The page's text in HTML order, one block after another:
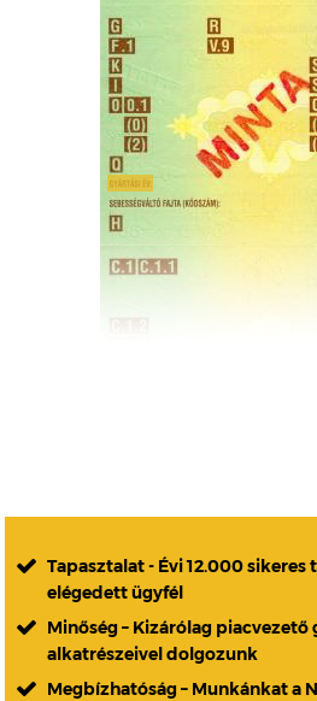
Tapasztalat - Évi 12.000 sikeres
elégedett ügyfél
Minőség – Kizárólag
alkatrészeivel dolgozunk
Megbízhatóság – Munkánkat a